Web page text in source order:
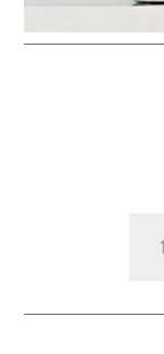
sin